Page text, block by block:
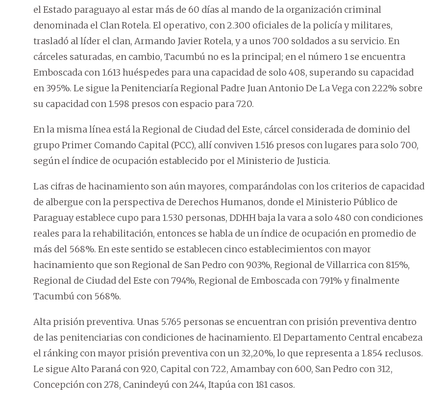
el Estado paraguayo al estar más de 60 días al mando de la organización criminal
denominada el Clan Rotela. El operativo, con 2.300 oficiales de la policía y militares,
trasladó al líder el clan, Armando Javier Rotela, y a unos 700 soldados a su servicio. En
cárceles saturadas, en cambio, Tacumbú no es la principal; en el número 1 se encuentra
Emboscada con 1.613 huéspedes para una capacidad de solo 408, superando su capacidad
en 395%. Le sigue la Penitenciaría Regional Padre Juan Antonio De La Vega con 222% sobre
su capacidad con 1.598 presos con espacio para 720.
En la misma línea está la Regional de Ciudad del Este, cárcel considerada de dominio del
grupo Primer Comando Capital (PCC), allí conviven 1.516 presos con lugares para solo 700,
según el índice de ocupación establecido por el Ministerio de Justicia.
Las cifras de hacinamiento son aún mayores, comparándolas con los criterios de capacidad
de albergue con la perspectiva de Derechos Humanos, donde el Ministerio Público de
Paraguay establece cupo para 1.530 personas, DDHH baja la vara a solo 480 con condiciones
reales para la rehabilitación, entonces se habla de un índice de ocupación en promedio de
más del 568%. En este sentido se establecen cinco establecimientos con mayor
hacinamiento que son Regional de San Pedro con 903%, Regional de Villarrica con 815%,
Regional de Ciudad del Este con 794%, Regional de Emboscada con 791% y finalmente
Tacumbú con 568%.
Alta prisión preventiva. Unas 5.765 personas se encuentran con prisión preventiva dentro
de las penitenciarias con condiciones de hacinamiento. El Departamento Central encabeza
el ránking con mayor prisión preventiva con un 32,20%, lo que representa a 1.854 reclusos.
Le sigue Alto Paraná con 920, Capital con 722, Amambay con 600, San Pedro con 312,
Concepción con 278, Canindeyú con 244, Itapúa con 181 casos.